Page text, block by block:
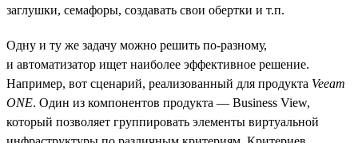
заглушки, семафоры, создавать свои обертки и т.п.
Одну и ту же задачу можно решить по-разному,
и автоматизатор ищет наиболее эффективное решение.
Например, вот сценарий, реализованный для продукта Veeam
ONE. Один из компонентов продукта — Business View,
который позволяет группировать элементы виртуальной